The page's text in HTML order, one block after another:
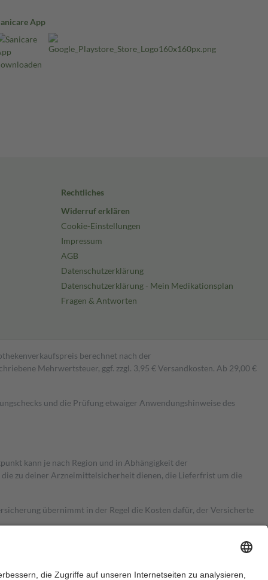
App
Rechtliches
Widerruf erklären
Cookie-Einstellungen
Impressum
AGB
Datenschutzerklärung
Datenschutzerklärung - Mein Medikationsplan
Fragen & Antworten
berechnet nach der
Mehrwertsteuer, ggf. zzgl. 3,95 € Versandkosten. Ab 29,00 €
und die Prüfung etwaiger Anwendungshinweise des
kann je nach Region und in Abhängigkeit der
zu deiner Arzneimittelsicherheit dienen, die Lieferfrist um die
übernimmt in der Regel die Kosten dafür, der Versicherte